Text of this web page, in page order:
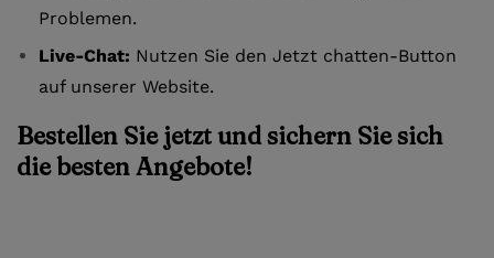
Problemen.
Live-Chat: Nutzen Sie den Jetzt chatten-Button
auf unserer Website.
Bestellen Sie jetzt und sichern Sie sich
die besten Angebote!